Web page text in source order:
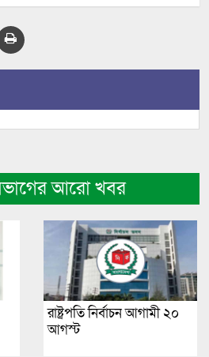
আরো খবর
রাষ্ট্রপতি নির্বাচন আগামী ২০
আগস্ট